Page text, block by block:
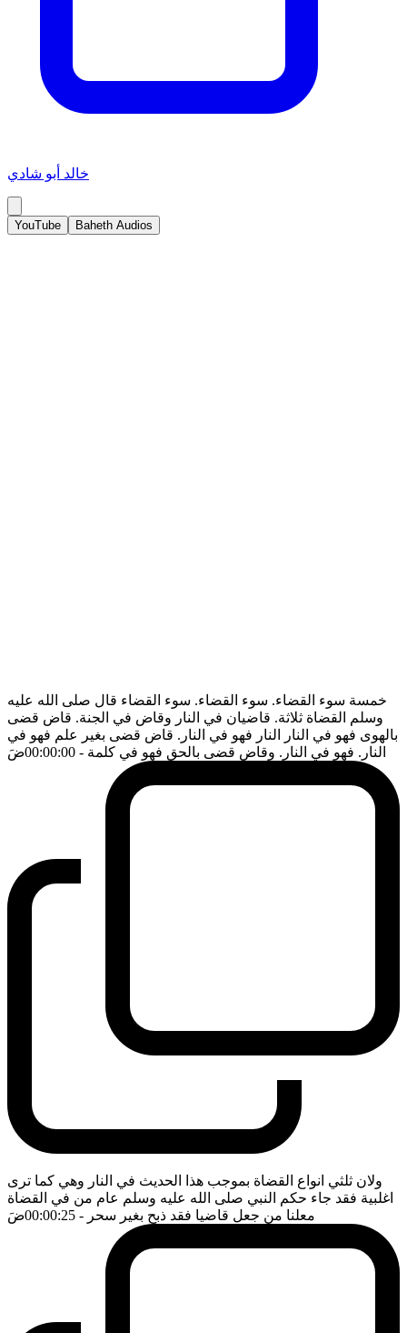
خالد أبو شادي
YouTube Baheth Audios
خمسة سوء القضاء. سوء القضاء. سوء القضاء قال صلى الله عليه
وسلم القضاة ثلاثة. قاضيان في النار وقاض في الجنة. قاض قضى
بالهوى فهو في النار النار فهو في النار. قاض قضى بغير علم فهو في
النار. فهو في النار. وقاض قضى بالحق فهو في كلمة - 00:00:00 ضَ
ولان ثلثي انواع القضاة بموجب هذا الحديث في النار وهي كما ترى
اغلبية فقد جاء حكم النبي صلى الله عليه وسلم عام من في القضاة
معلنا من جعل قاضيا فقد ذبح بغير سحر - 00:00:25 ضَ